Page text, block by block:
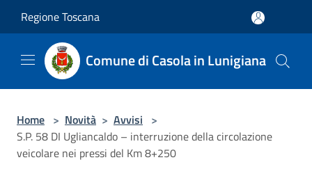
Regione Toscana
Comune di Casola in Lunigiana
Home > Novità > Avvisi >
S.P. 58 DI Ugliancaldo – interruzione della circolazione
veicolare nei pressi del Km 8+250